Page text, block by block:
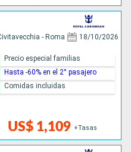
- Roma 18/10/2026
US$ 1,109 +Tasas
Precio especial familias
Hasta -60% en el 2° pasajero
Comidas incluidas